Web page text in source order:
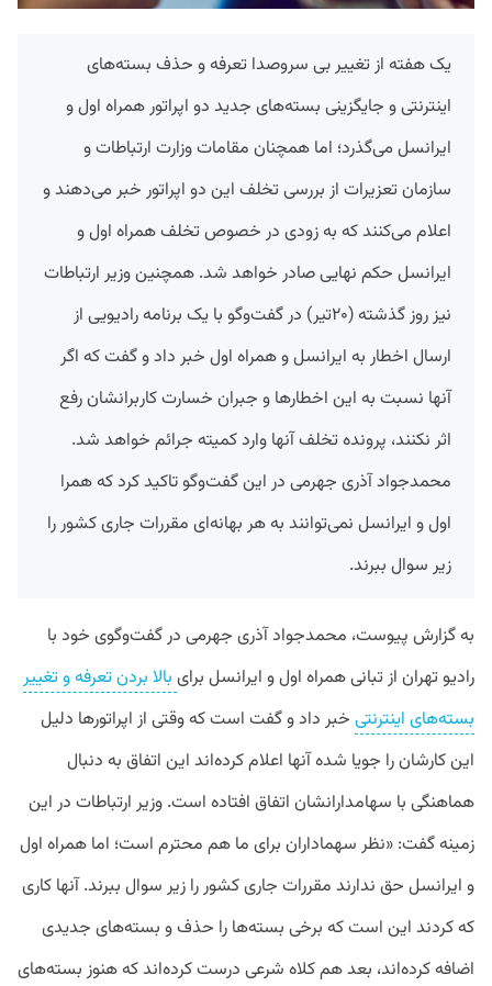
یک هفته از تغییر بی سروصدا تعرفه‌ و حذف بسته‌های
اینترنتی و جایگزینی بسته‌های جدید دو اپراتور همراه اول و
ایرانسل می‌گذرد؛ اما همچنان مقامات وزارت ارتباطات و
سازمان تعزیرات از بررسی تخلف این دو اپراتور خبر می‌دهند و
اعلام می‌کنند که به زودی در خصوص تخلف همراه اول و
ایرانسل حکم نهایی صادر خواهد شد. همچنین وزیر ارتباطات
نیز روز گذشته (۲۰تیر) در گفت‌وگو با یک برنامه رادیویی از
ارسال اخطار به ایرانسل و همراه اول خبر داد و گفت که اگر
آنها نسبت به این اخطارها و جبران خسارت کاربرانشان رفع
اثر نکنند، پرونده تخلف آنها وارد کمیته جرائم خواهد شد.
محمدجواد آذری جهرمی در این گفت‌وگو تاکید کرد که همرا
اول و ایرانسل نمی‌توانند به هر بهانه‌ای مقررات جاری کشور را
زیر سوال ببرند.
به گزارش پیوست، محمدجواد آذری جهرمی در گفت‌وگوی خود با
رادیو تهران از تبانی همراه اول و ایرانسل برای بالا بردن تعرفه و تغییر
بسته‌های اینترنتی خبر داد و گفت است که وقتی از اپراتورها دلیل
این کارشان را جویا شده آنها اعلام کرده‌‌اند این اتفاق به دنبال
هماهنگی با سهامدارانشان اتفاق افتاده است. وزیر ارتباطات در این
زمینه گفت: «نظر سهماداران برای ما هم محترم است؛ اما همراه اول
و ایرانسل حق ندارند مقررات جاری کشور را زیر سوال ببرند. آنها کاری
که کردند این است که برخی بسته‌ها را حذف و بسته‌های جدیدی
اضافه کرده‌اند، بعد هم کلاه شرعی درست کرده‌اند که هنوز بسته‌های